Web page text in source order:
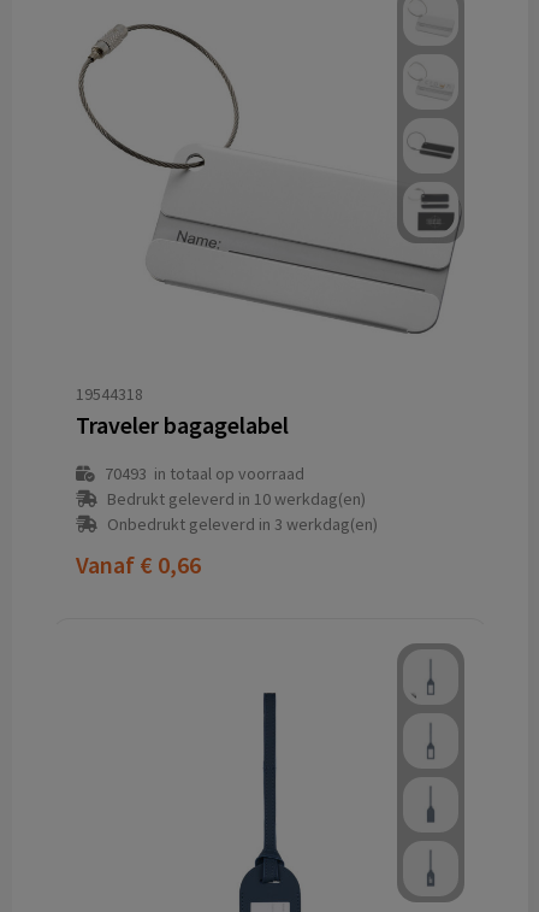
19544318
Traveler bagagelabel
70493 in totaal op voorraad
Bedrukt geleverd in 10 werkdag(en)
Onbedrukt geleverd in 3 werkdag(en)
Vanaf € 0,66